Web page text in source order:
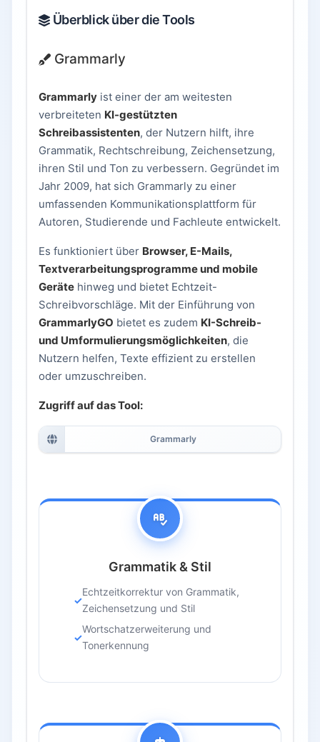
Überblick über die Tools
Grammarly
Grammarly ist einer der am weitesten
verbreiteten KI-gestützten
Schreibassistenten, der Nutzern hilft, ihre
Grammatik, Rechtschreibung, Zeichensetzung,
ihren Stil und Ton zu verbessern. Gegründet im
Jahr 2009, hat sich Grammarly zu einer
umfassenden Kommunikationsplattform für
Autoren, Studierende und Fachleute entwickelt.
Es funktioniert über Browser, E-Mails,
Textverarbeitungsprogramme und mobile
Geräte hinweg und bietet Echtzeit-
Schreibvorschläge. Mit der Einführung von
GrammarlyGO bietet es zudem KI-Schreib-
und Umformulierungsmöglichkeiten, die
Nutzern helfen, Texte effizient zu erstellen
oder umzuschreiben.
Zugriff auf das Tool:
Grammarly
Grammatik & Stil
Echtzeitkorrektur von Grammatik,
Zeichensetzung und Stil
Wortschatzerweiterung und
Tonerkennung